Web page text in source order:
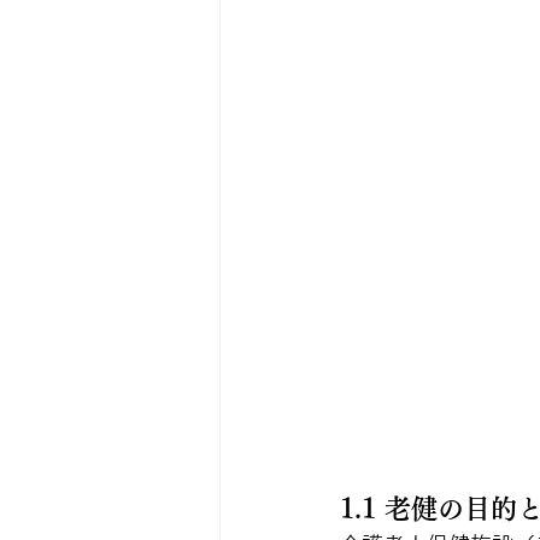
1.1 老健の目的